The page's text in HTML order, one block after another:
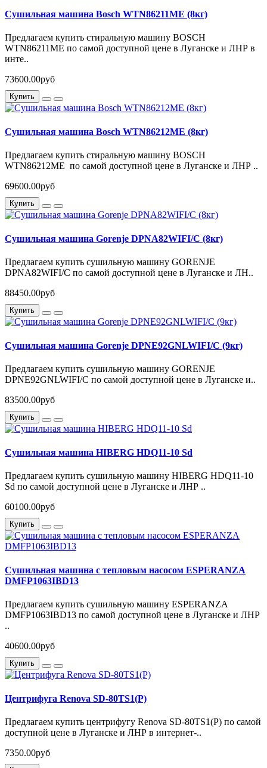
Сушильная машина Bosch WTN86211ME (8кг)
Предлагаем купить стиральную машину BOSCH
WTN86211ME по самой доступной цене в Луганске и ЛНР в
инте..
73600.00руб
Купить
Сушильная машина Bosch WTN86212ME (8кг)
Предлагаем купить стиральную машину BOSCH
WTN86212ME по самой доступной цене в Луганске и ЛНР ..
69600.00руб
Купить
Сушильная машина Gorenje DPNA82WIFI/C (8кг)
Предлагаем купить сушильную машину GORENJE
DPNA82WIFI/C по самой доступной цене в Луганске и ЛН..
88450.00руб
Купить
Сушильная машина Gorenje DPNE92GNLWIFI/C (9кг)
Предлагаем купить сушильную машину GORENJE
DPNE92GNLWIFI/C по самой доступной цене в Луганске и..
83500.00руб
Купить
Сушильная машина HIBERG HDQ11-10 Sd
Предлагаем купить сушильную машину HIBERG HDQ11-10
Sd по самой доступной цене в Луганске и ЛНР ..
60100.00руб
Купить
Сушильная машина с тепловым насосом ESPERANZA
DMFP1063IBD13
Предлагаем купить сушильную машину ESPERANZA
DMFP1063IBD13 по самой доступной цене в Луганске и ЛНР
..
40600.00руб
Купить
Центрифуга Renova SD-80TS1(P)
Предлагаем купить центрифугу Renova SD-80TS1(P) по самой
доступной цене в Луганске и ЛНР в интернет-..
7350.00руб